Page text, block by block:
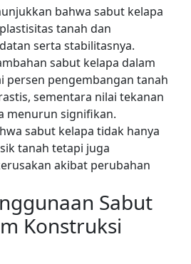
bahwa sabut kelapa
tanah dan
serta stabilitasnya.
sabut kelapa dalam
persen pengembangan tanah
sementara nilai tekanan
menurun signifikan.
sabut kelapa tidak hanya
tanah tetapi juga
akibat perubahan
Sabut
Konstruksi